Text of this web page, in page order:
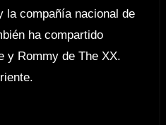
la compañía nacional de
ha compartido
y Rommy de The XX.